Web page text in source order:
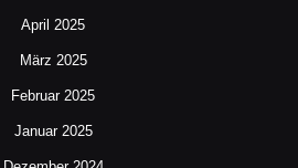
April 2025
März 2025
Februar 2025
Januar 2025